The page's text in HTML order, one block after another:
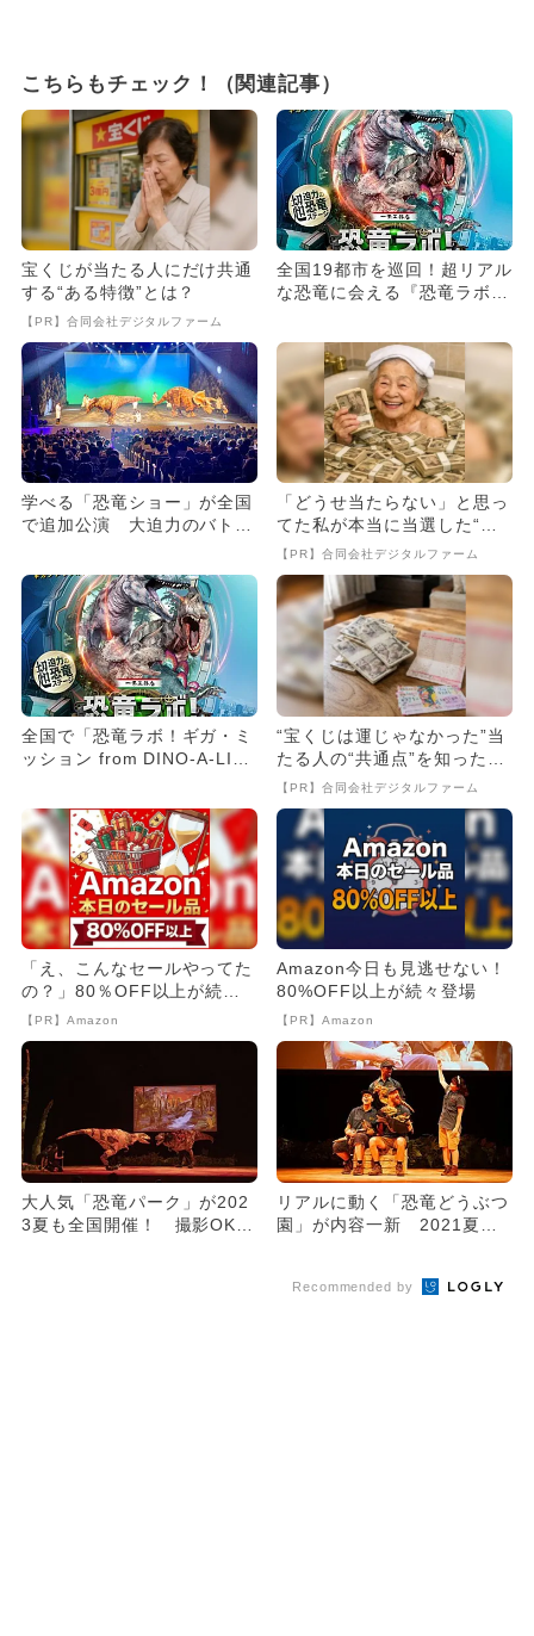
こちらもチェック！（関連記事）
宝くじが当たる人にだけ共通
する“ある特徴”とは？
【PR】合同会社デジタルファーム
全国19都市を巡回！超リアル
な恐竜に会える『恐竜ラボ！
学べる「恐竜ショー」が全国
で追加公演 大迫力のバトル
「どうせ当たらない」と思っ
てた私が本当に当選した“買
い方”がこれ
【PR】合同会社デジタルファーム
全国で「恐竜ラボ！ギガ・ミ
ッション from DINO-A-LIV
“宝くじは運じゃなかった”当
たる人の“共通点”を知っただ
け
【PR】合同会社デジタルファーム
「え、こんなセールやってた
の？」80％OFF以上が続々
登場！Amazonの本気が...
【PR】Amazon
Amazon今日も見逃せない！
80%OFF以上が続々登場
【PR】Amazon
大人気「恐竜パーク」が202
3夏も全国開催！ 撮影OK＆
リアルに動く「恐竜どうぶつ
園」が内容一新 2021夏に
Recommended by